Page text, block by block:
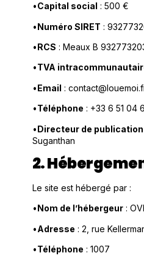
•Capital social : 500 €
•Numéro SIRET :
•RCS : Meaux B
•TVA
•Email :
•Téléphone : +33 6 51 04
•Directeur de publication
Suganthan
2.
Le site est hébergé par :
•Nom de l’hébergeur:
•Adresse : 2, rue
•Téléphone : 1007